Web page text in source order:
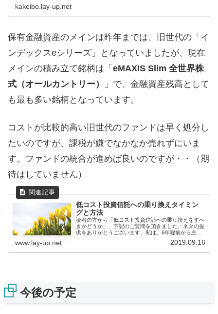
kakeibo.lay-up.net
保有金融資産のメインは昨年までは、旧世代の「イ
ンデックスeシリーズ」となっていましたが、現在
メインの積み立て銘柄は「 eMAXIS Slim 全世界株
式（オールカントリー）
」で、金融資産残高として
も最も多い銘柄となっています。
コストが比較的高い旧世代のファンドは早く処分し
たいのですが、課税が嫌でなかなか売れずにいま
す。ファンドの統合が進めば良いのですが・・（期
待はしていません）
低コスト投資信託への乗り換えタイミン
グと方法
読者の方から「低コスト投資信託への乗り換えをすべ
きかどうか」、下記のご質問を頂きました。ネタの提
供をありがとうございます。私は、6年程前から主に
www.lay-up.net 2019.09.16
今後の予定